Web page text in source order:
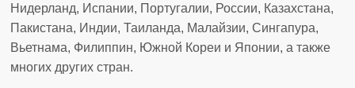
Нидерланд, Испании, Португалии, России, Казахстана,
Пакистана, Индии, Таиланда, Малайзии, Сингапура,
Вьетнама, Филиппин, Южной Кореи и Японии, а также
многих других стран.